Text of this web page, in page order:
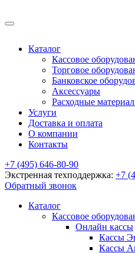
Каталог
Кассовое
Торговое
Банковское
Аксессуары
Расходные
Услуги
Доставка и оплата
О компании
Контакты
+7 (495) 646-80-90
Экстренная техподдержка: +7
Обратный звонок
Каталог
Кассовое
Онлайн кассы
Кассы
Кассы